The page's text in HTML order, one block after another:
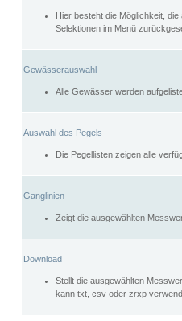
Hier besteht die Möglichkeit,
Selektionen im Menü
Gewässerauswahl
Alle Gewässer werden
Auswahl des Pegels
Die Pegellisten zeigen alle
Ganglinien
Zeigt die ausgewählten
Download
Stellt die ausgewählten
kann txt, csv oder zrxp